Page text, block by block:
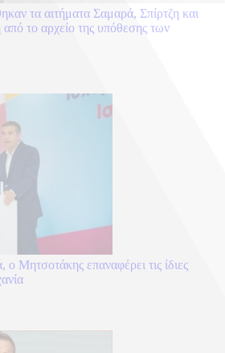
τα αιτήματα Σαμαρά, Σπίρτζη και
το αρχείο της υπόθεσης των
Μητσοτάκης επαναφέρει τις ίδιες